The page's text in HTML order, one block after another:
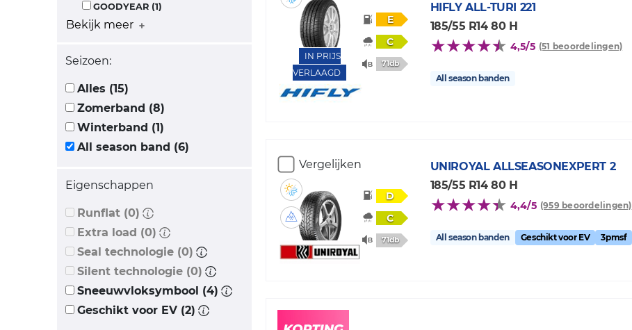
GOODYEAR (1)
Bekijk meer
Seizoen:
Alles (15)
Zomerband (8)
Winterband (1)
All season band (6)
Eigenschappen
Runflat (0)
Extra load (0)
Seal technologie (0)
Silent technologie (0)
Sneeuwvloksymbool (4)
Geschikt voor EV (2)
IN PRIJS
VERLAAGD
E
C
71db
HIFLY ALL-TURI 221
185/55 R14 80 H
4,5/5 (51 beoordelingen)
All season banden
Vergelijken
D
C
71db
UNIROYAL ALLSEASONEXPERT 2
185/55 R14 80 H
4,4/5 (959 beoordelingen)
All season banden Geschikt voor EV 3pmsf